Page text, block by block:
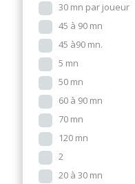
30 mn par joueur
45 à 90 mn
45 à90 mn.
5 mn
50 mn
60 à 90 mn
70 mn
120 mn
2
20 à 30 mn